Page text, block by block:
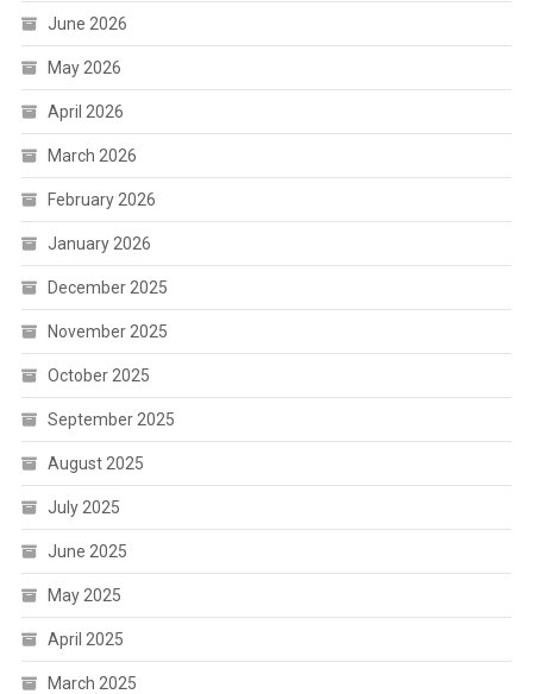
June 2026
May 2026
April 2026
March 2026
February 2026
January 2026
December 2025
November 2025
October 2025
September 2025
August 2025
July 2025
June 2025
May 2025
April 2025
March 2025